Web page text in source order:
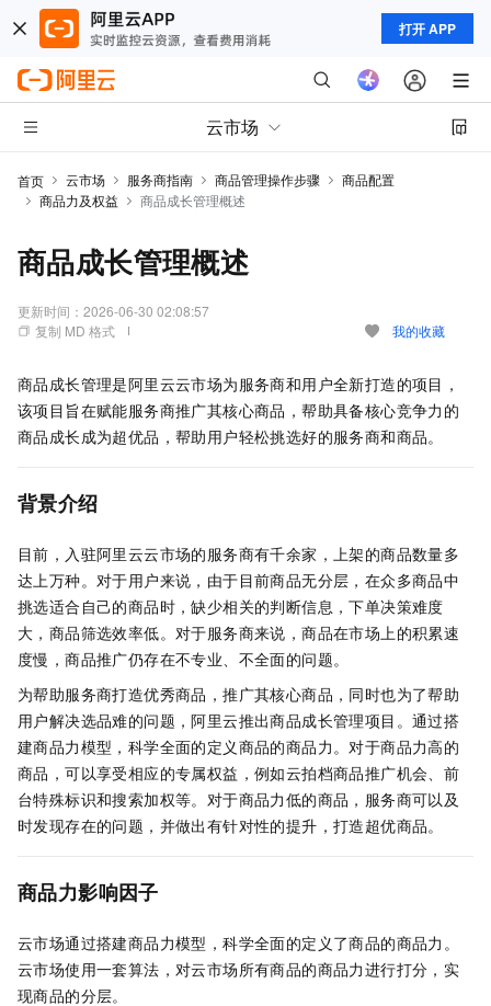
打开 APP
云市场
首页 云市场 服务商指南 商品管理操作步骤
商品配置
商品力及权益
商品成长管理概述
商品成长管理概述
更新时间： 2026-06-30 02:08:57
复制 MD 格式
我的收藏
商品成长管理是阿里云云市场为服务商和用户全新打造的项目，
该项目旨在赋能服务商推广其核心商品，帮助具备核心竞争力的
商品成长成为超优品，帮助用户轻松挑选好的服务商和商品。
背景介绍
目前，入驻阿里云云市场的服务商有千余家，上架的商品数量多
达上万种。对于用户来说，由于目前商品无分层，在众多商品中
挑选适合自己的商品时，缺少相关的判断信息，下单决策难度
大，商品筛选效率低。对于服务商来说，商品在市场上的积累速
度慢，商品推广仍存在不专业、不全面的问题。
为帮助服务商打造优秀商品，推广其核心商品，同时也为了帮助
用户解决选品难的问题，阿里云推出商品成长管理项目。通过搭
建商品力模型，科学全面的定义商品的商品力。对于商品力高的
商品，可以享受相应的专属权益，例如云拍档商品推广机会、前
台特殊标识和搜索加权等。对于商品力低的商品，服务商可以及
时发现存在的问题，并做出有针对性的提升，打造超优商品。
商品力影响因子
云市场通过搭建商品力模型，科学全面的定义了商品的商品力。
云市场使用一套算法，对云市场所有商品的商品力进行打分，实
现商品的分层。